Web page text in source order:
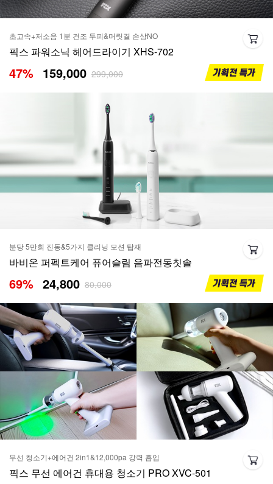
초고속+저소음 1분 건조 두피&머릿결 손상NO
픽스 파워소닉 헤어드라이기 XHS-702
47% 159,000 299,000
분당 5만회 진동&5가지 클리닝 모션 탑재
바비온 퍼펙트케어 퓨어슬림 음파전동칫솔
69% 24,800 80,000
무선 청소기+에어건 2in1&12,000pa 강력 흡입
픽스 무선 에어건 휴대용 청소기 PRO XVC-501